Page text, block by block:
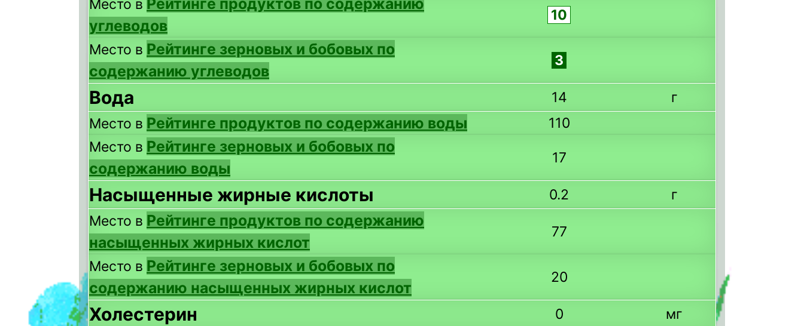
Место в Рейтинге продуктов по содержанию
углеводов
10
Место в Рейтинге зерновых и бобовых по
содержанию углеводов
3
Вода 14
г
Место в Рейтинге продуктов по содержанию воды
110
Место в Рейтинге зерновых и бобовых по
содержанию воды
17
Насыщенные жирные кислоты 0.2
г
Место в Рейтинге продуктов по содержанию
насыщенных жирных кислот
77
Место в Рейтинге зерновых и бобовых по
содержанию насыщенных жирных кислот
20
Холестерин 0
мг